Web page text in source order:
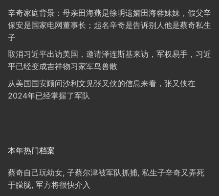
辛奇家庭背景：母亲田海燕是徐明遗孀田海蓉妹妹，假父辛
保安是国家电网董事长；起名辛奇是告诉别人他是蔡奇私生
子
取消习近平出访美国，邀请泽连斯基来访，军权易手，习近
平已经变成吉祥物习家军鸟兽散
从美国国安顾问沙利文见张又侠的信息来看，张又侠在
2024年已经掌握了军队
本年热门档案
蔡奇自己玩幼女, 子蔡尔津被军队抓捕, 私生子辛奇又弄死
于朦胧, 军方将很快介入